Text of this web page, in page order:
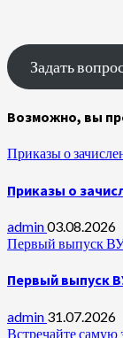
Задать
Возможно, вы
Приказы о
Приказы о
admin03.08.2026
Первый выпуск
Первый выпуск
admin 31.07.2026
Встречайте самую